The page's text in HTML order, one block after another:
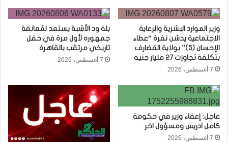
وزير الموارد البشرية والرعاية
الاجتماعية يدشن نفرة “عطاء
الإحسان (5)” بولاية القضارف
بتكلفة تجاوزت 27 مليار جنيه
7 أغسطس، 2026
بلة ود الأشبة يستعد لمُعانقة
جمهوره لأول مرة في حفل
تاريخي مرتقب بالقاهرة
7 أغسطس، 2026
عاجل: إعفاء وزير في حكومة
كامل ادريس ومسؤول اخر
7 أغسطس، 2026